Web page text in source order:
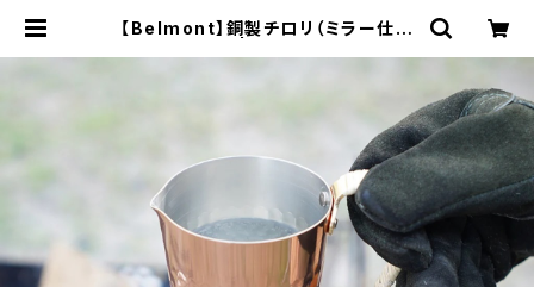
【Belmont】銅製チロリ（ミラー仕上